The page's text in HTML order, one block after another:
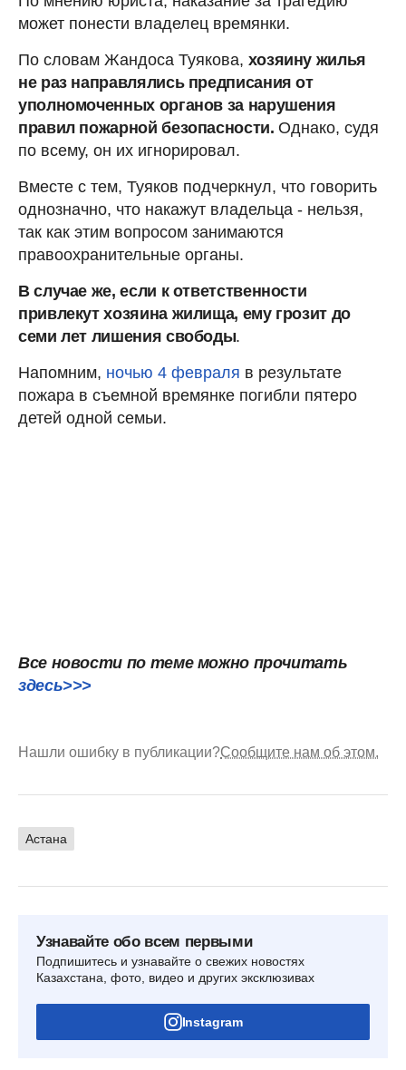
может понести владелец времянки.
По словам Жандоса Туякова, хозяину жилья
не раз направлялись предписания от
уполномоченных органов за нарушения
правил пожарной безопасности.Однако, судя
по всему, он их игнорировал.
Вместе с тем, Туяков подчеркнул, что говорить
однозначно, что накажут владельца - нельзя,
так как этим вопросом занимаются
правоохранительные органы.
В случае же, если к ответственности
привлекут хозяина жилища, ему грозит до
семи лет лишения свободы.
Напомним, ночью 4 февраля в результате
пожара в съемной времянке погибли пятеро
детей одной семьи.
Все новости по теме можно прочитать
здесь>>>
Нашли ошибку в публикации?Сообщите нам об этом.
Астана
Узнавайте обо всем первыми
Подпишитесь и узнавайте о свежих новостях
Казахстана, фото, видео и других эксклюзивах
Instagram